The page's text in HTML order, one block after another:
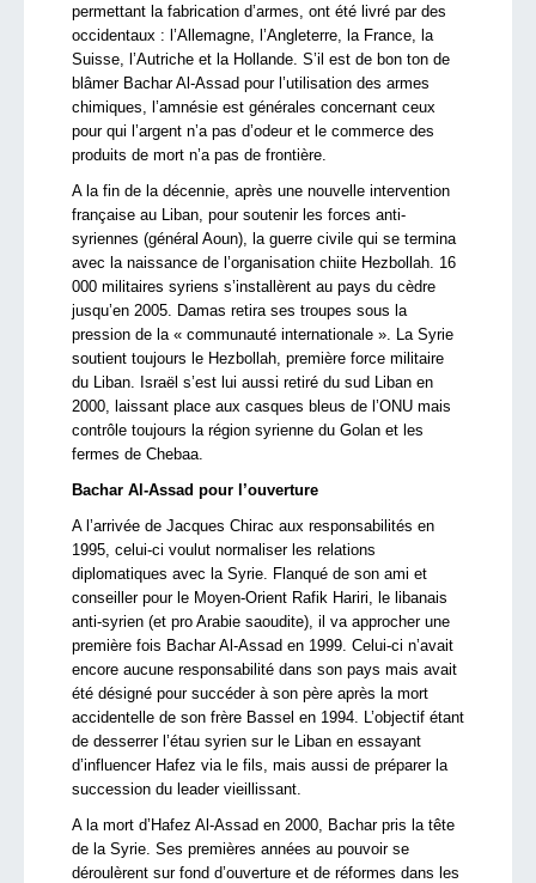
permettant la fabrication d’armes, ont été livré par des
occidentaux : l’Allemagne, l’Angleterre, la France, la
Suisse, l’Autriche et la Hollande. S’il est de bon ton de
blâmer Bachar Al-Assad pour l’utilisation des armes
chimiques, l’amnésie est générales concernant ceux
pour qui l’argent n’a pas d’odeur et le commerce des
produits de mort n’a pas de frontière.
A la fin de la décennie, après une nouvelle intervention
française au Liban, pour soutenir les forces anti-
syriennes (général Aoun), la guerre civile qui se termina
avec la naissance de l’organisation chiite Hezbollah. 16
000 militaires syriens s’installèrent au pays du cèdre
jusqu’en 2005. Damas retira ses troupes sous la
pression de la « communauté internationale ». La Syrie
soutient toujours le Hezbollah, première force militaire
du Liban. Israël s’est lui aussi retiré du sud Liban en
2000, laissant place aux casques bleus de l’ONU mais
contrôle toujours la région syrienne du Golan et les
fermes de Chebaa.
Bachar Al-Assad pour l’ouverture
A l’arrivée de Jacques Chirac aux responsabilités en
1995, celui-ci voulut normaliser les relations
diplomatiques avec la Syrie. Flanqué de son ami et
conseiller pour le Moyen-Orient Rafik Hariri, le libanais
anti-syrien (et pro Arabie saoudite), il va approcher une
première fois Bachar Al-Assad en 1999. Celui-ci n’avait
encore aucune responsabilité dans son pays mais avait
été désigné pour succéder à son père après la mort
accidentelle de son frère Bassel en 1994. L’objectif étant
de desserrer l’étau syrien sur le Liban en essayant
d’influencer Hafez via le fils, mais aussi de préparer la
succession du leader vieillissant.
A la mort d’Hafez Al-Assad en 2000, Bachar pris la tête
de la Syrie. Ses premières années au pouvoir se
déroulèrent sur fond d’ouverture et de réformes dans les